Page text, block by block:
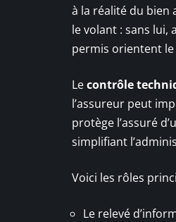
à la réalité du bien
le volant : sans lui,
permis orientent
Lecontrôle
l’assureur peut
protège l’assuré
simplifiant
Voici les rôles
Le relevé